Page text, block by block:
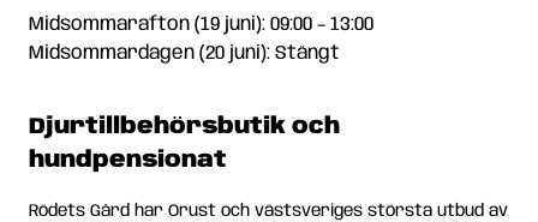
Midsommarafton (19 juni): 09:00 – 13:00
Midsommardagen (20 juni): Stängt
Djurtillbehörsbutik och
hundpensionat
Rödets Gård har Orust och västsveriges största utbud av